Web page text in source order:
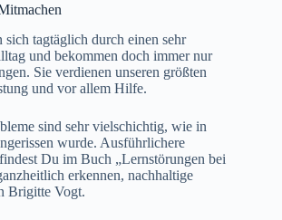
tagtäglich durch einen sehr
und bekommen doch immer nur
Sie verdienen unseren größten
und vor allem Hilfe.
sind sehr vielschichtig, wie in
wurde. Ausführlichere
Du im Buch „Lernstörungen bei
erkennen, nachhaltige
Brigitte Vogt.